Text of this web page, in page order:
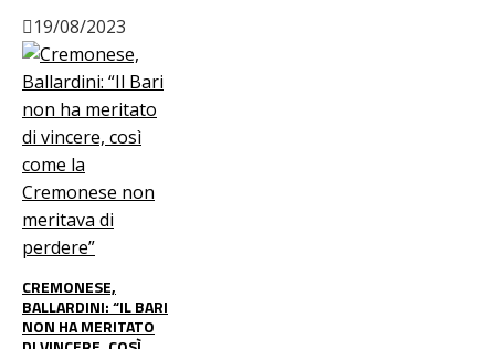
19/08/2023
CREMONESE,
BALLARDINI: “IL BARI
NON HA MERITATO